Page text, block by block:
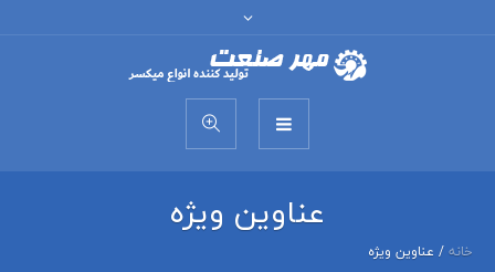
عناوین ویژه
خانه/ عناوین ویژه